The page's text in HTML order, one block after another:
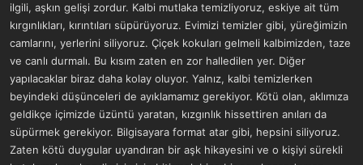
ilgili, aşkın gelişi zordur. Kalbi mutlaka temizliyoruz, eskiye ait tüm
kırgınlıkları, kırıntıları süpürüyoruz. Evimizi temizler gibi, yüreğimizin
camlarını, yerlerini siliyoruz. Çiçek kokuları gelmeli kalbimizden, taze
ve canlı durmalı. Bu kısım zaten en zor halledilen yer. Diğer
yapılacaklar biraz daha kolay oluyor. Yalnız, kalbi temizlerken
beyindeki düşünceleri de ayıklamamız gerekiyor. Kötü olan, aklımıza
geldikçe içimizde üzüntü yaratan, kızgınlık hissettiren anıları da
süpürmek gerekiyor. Bilgisayara format atar gibi, hepsini siliyoruz.
Zaten kötü duygular uyandıran bir aşk hikayesini ve o kişiyi sürekli